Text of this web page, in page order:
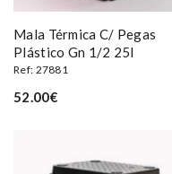
Mala Térmica C/ Pegas
Plástico Gn 1/2 25l
Ref: 27881
52.00€